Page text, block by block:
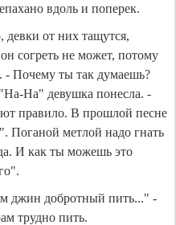
вдоль и поперек.
от них тащутся,
согреть не может, потому
- Почему ты так думаешь?
На" девушка понесла. -
правило. В прошлой песне
Поганой метлой надо гнать
И как ты можешь это
джин добротный пить..." -
трудно пить.